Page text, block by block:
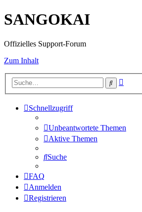
SANGOKAI
Offizielles Support-Forum
Zum Inhalt
Suche
Schnellzugriff
Unbeantwortete Themen
Aktive Themen
Suche
FAQ
Anmelden
Registrieren